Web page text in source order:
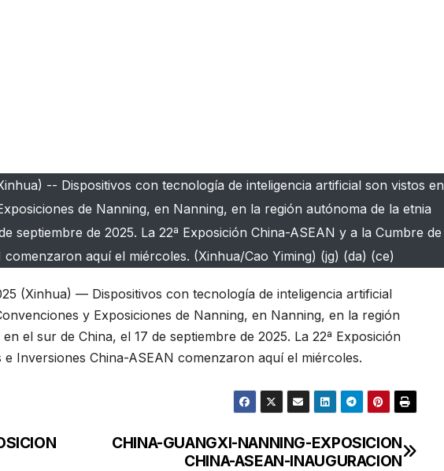
-- Dispositivos con tecnología de inteligencia artificial son vistos en
de Nanning, en Nanning, en la región autónoma de la etnia
septiembre de 2025. La 22ª Exposición China-ASEAN y a la Cumbre de
aquí el miércoles. (Xinhua/Cao Yiming) (jg) (da) (ce)
(Xinhua) — Dispositivos con tecnología de inteligencia artificial
y Exposiciones de Nanning, en Nanning, en la región
el sur de China, el 17 de septiembre de 2025. La 22ª Exposición
Inversiones China-ASEAN comenzaron aquí el miércoles.
CHINA-GUANGXI-NANNING-EXPOSICION
CHINA-ASEAN-INAUGURACION